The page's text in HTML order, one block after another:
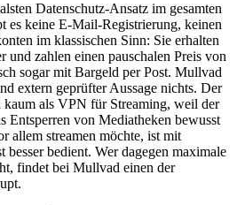
Datenschutz-Ansatz im gesamten
keine E-Mail-Registrierung, keinen
im klassischen Sinn: Sie erhalten
und zahlen einen pauschalen Preis von
sogar mit Bargeld per Post. Mullvad
extern geprüfter Aussage nichts. Der
als VPN für Streaming, weil der
Entsperren von Mediatheken bewusst
allem streamen möchte, ist mit
bedient. Wer dagegen maximale
findet bei Mullvad einen der